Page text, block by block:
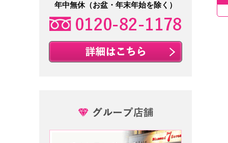
年中無休（お盆・年末年始を除く）